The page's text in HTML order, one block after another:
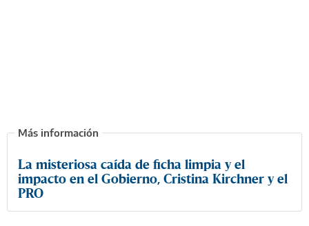
La misteriosa caída de ficha limpia y el
impacto en el Gobierno, Cristina Kirchner y el
PRO